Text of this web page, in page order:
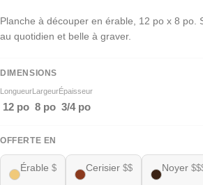
Planche à découper en érable, 12 po x 8 po.
au quotidien et belle à graver.
DIMENSIONS
Longueur
12 po
Largeur
8 po
Épaisseur
3/4 po
OFFERTE EN
Érable $ Cerisier $$ Noyer